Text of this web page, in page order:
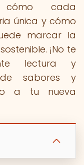
cada
única y cómo
marcar la
¡No te
lectura y
sabores y
a tu nueva